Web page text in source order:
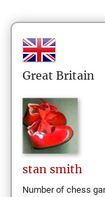
Great Britain
stan smith
Number of chess